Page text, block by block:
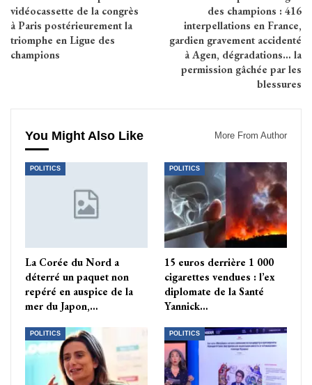
vidéocassette de la congrès
à Paris postérieurement la
triomphe en Ligue des
champions
des champions : 416
interpellations en France,
gardien gravement accidenté
à Agen, dégradations… la
permission gâchée par les
blessures
You Might Also Like More From Author
POLITICS
La Corée du Nord a
déterré un paquet non
repéré en auspice de la
mer du Japon,…
POLITICS
15 euros derrière 1 000
cigarettes vendues : l’ex
diplomate de la Santé
Yannick…
POLITICS POLITICS